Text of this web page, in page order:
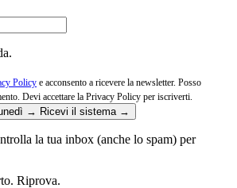
Policy e acconsento a ricevere la newsletter. Posso
Devi accettare la Privacy Policy per iscriverti.
→ Ricevi il sistema →
la tua inbox (anche lo spam) per
Riprova.